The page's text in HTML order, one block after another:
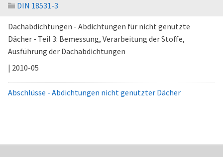
DIN 18531-3
Dachabdichtungen - Abdichtungen für nicht genutzte
Dächer - Teil 3: Bemessung, Verarbeitung der Stoffe,
Ausführung der Dachabdichtungen
| 2010-05
Abschlüsse - Abdichtungen nicht genutzter Dächer